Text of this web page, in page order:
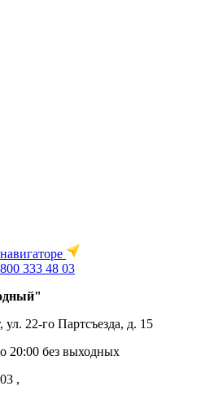
333 48 03
ул. 22-го Партсъезда, д. 15
20:00 без выходных
,